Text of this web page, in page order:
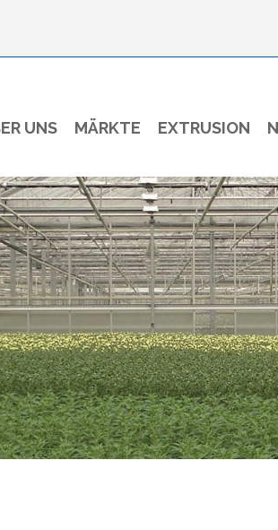
UNS MÄRKTE EXTRUSION